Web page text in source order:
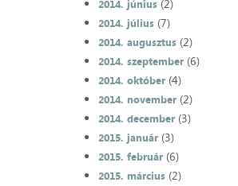
2014. június(2)
2014. július(7)
2014. augusztus(2)
2014. szeptember(6)
2014. október(4)
2014. november(2)
2014. december(3)
2015. január(3)
2015. február(6)
2015. március(2)